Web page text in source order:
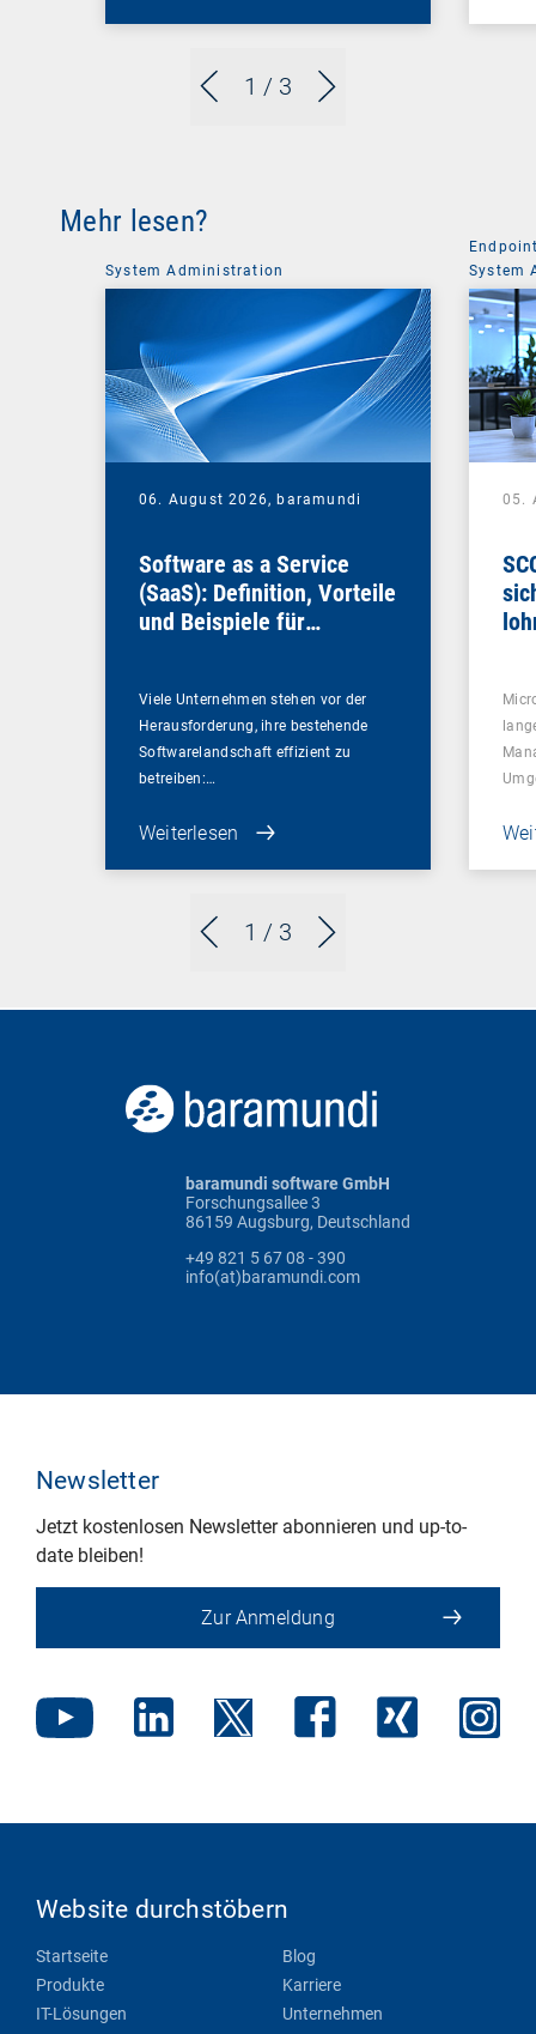
1 / 3
Mehr lesen?
1 / 3
System Administration
06. August 2026, baramundi
Software as a Service
(SaaS): Definition, Vorteile
und Beispiele für
Viele Unternehmen stehen vor der
Herausforderung, ihre bestehende
Softwarelandschaft effizient zu
betreiben:…
Weiterlesen
System
05.
baramundi software GmbH
Forschungsallee 3
86159 Augsburg, Deutschland
+49 821 5 67 08 - 390
info(at)baramundi.com
Newsletter
Jetzt kostenlosen Newsletter abonnieren und up-to-
date bleiben!
Zur Anmeldung
Website durchstöbern
Startseite
Produkte
IT-Lösungen
Blog
Karriere
Unternehmen